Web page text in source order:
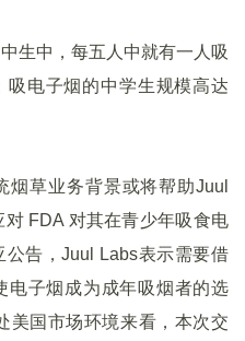
生中，每五人中就有一人吸
吸电子烟的中学生规模高达
烟草业务背景或将帮助Juul
FDA 对其在青少年吸食电
告，Juul Labs表示需要借
电子烟成为成年吸烟者的选
美国市场环境来看，本次交